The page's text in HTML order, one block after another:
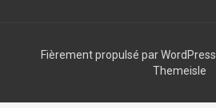
Fièrement propulsé par WordPress
Themeisle